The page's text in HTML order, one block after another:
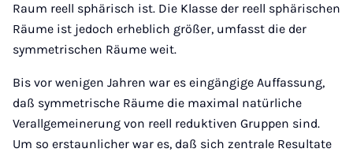
Raum reell sphärisch ist. Die Klasse der reell sphärischen
Räume ist jedoch erheblich größer, umfasst die der
symmetrischen Räume weit.
Bis vor wenigen Jahren war es eingängige Auff assung,
daß symmetrische Räume die maximal natürliche
Verallgemeinerung von reell reduktiven Gruppen sind.
Um so erstaunlicher war es, daß sich zentrale Resultate